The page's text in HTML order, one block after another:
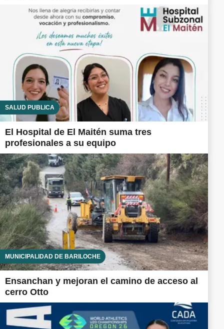
SALUD PÚBLICA
El Hospital de El Maitén suma tres
profesionales a su equipo
MUNICIPALIDAD DE BARILOCHE
Ensanchan y mejoran el camino de acceso al
cerro Otto